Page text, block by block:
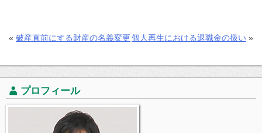
« 破産直前にする財産の名義変更個人再生における退職金の扱い »
プロフィール